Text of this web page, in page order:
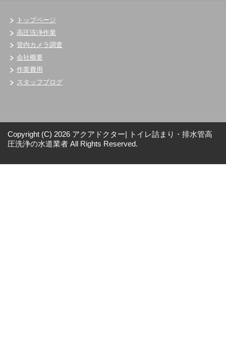
トップページ
高圧洗浄作業
管内カメラ調査
会社概要
作業費用
スタッフブログ
Copyright (C) 2026 アクアドクター| トイレ詰まり・排水管高
圧洗浄の水道業者 All Rights Reserved.